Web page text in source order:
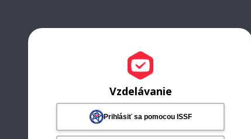
Vzdelávanie
Prihlásiť sa pomocou ISSF